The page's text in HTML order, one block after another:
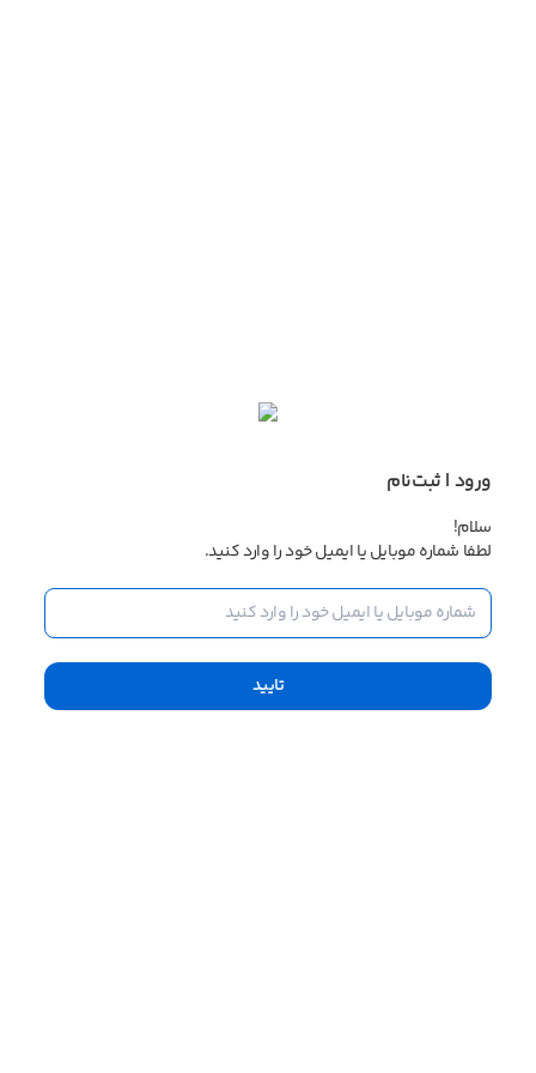
ورود | ثبت‌نام
سلام!
لطفا شماره موبایل یا ایمیل خود را وارد کنید.
تایید